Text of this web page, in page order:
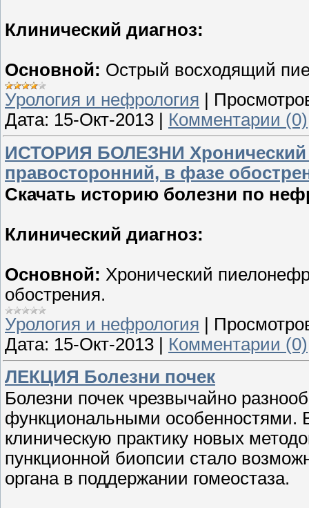
Клинический диагноз:
Основной: Острый восходящий
Урология и нефрология
Дата: 15-Окт-2013
Комментарии (0)
ИСТОРИЯ БОЛЕЗНИ Хронический
правосторонний, в фазе
Скачать историю болезни по
Клинический диагноз:
Основной: Хронический
обострения.
Урология и нефрология |
Дата: 15-Окт-2013 | Комментарии (0)
ЛЕКЦИЯ Болезни почек
Болезни почек чрезвычайно
функциональными особенностями.
клиническую практику новых
пункционной биопсии стало
органа в поддержании гомеостаза.